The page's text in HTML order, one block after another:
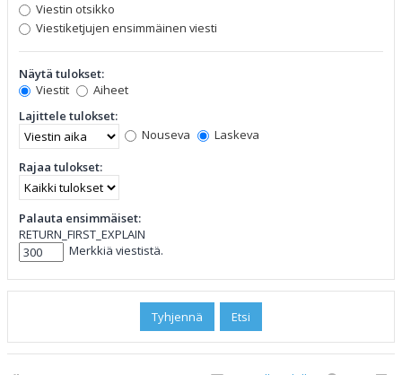
Viestin otsikko
Viestiketjujen ensimmäinen viesti
Näytä tulokset:
Viestit
Aiheet
Lajittele tulokset:
Nouseva
Laskeva
Rajaa tulokset:
Palauta ensimmäiset:
RETURN_FIRST_EXPLAIN
Merkkiä viestistä.